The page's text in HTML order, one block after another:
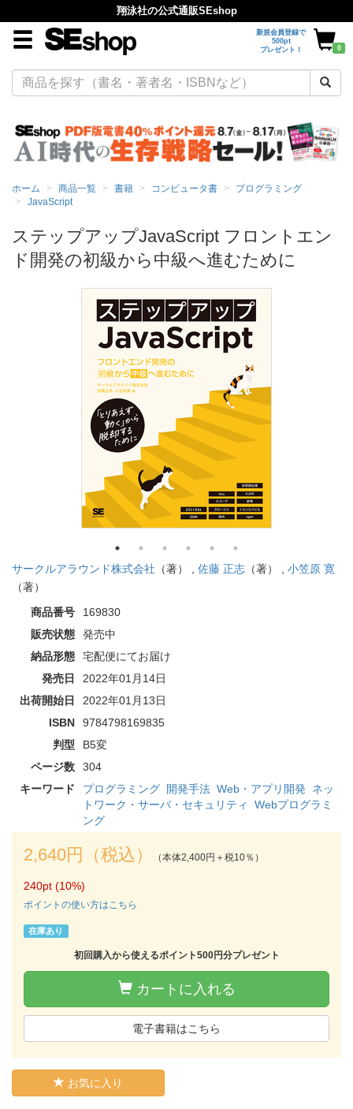
翔泳社の公式通販SEshop
新規会員登録で
500pt
プレゼント！
0
ホーム 商品一覧 書籍 コンピュータ書
プログラミング
JavaScript
ステップアップJavaScript フロントエン
ド開発の初級から中級へ進むために
サークルアラウンド株式会社 （著） , 佐藤 正志 （著） , 小笠原 寛
（著）
商品番号
169830
販売状態
発売中
納品形態
宅配便にてお届け
発売日
2022年01月14日
出荷開始日
2022年01月13日
ISBN
9784798169835
判型
B5変
ページ数
304
キーワード
プログラミング 開発手法 Web・アプリ開発
ネッ
トワーク・サーバ・セキュリティ
Webプログラミ
ング
2,640円（税込） （本体2,400円＋税10％）
240pt (10%)
ポイントの使い方はこちら
在庫あり
初回購入から使えるポイント500円分プレゼント
カートに入れる
電子書籍はこちら
お気に入り